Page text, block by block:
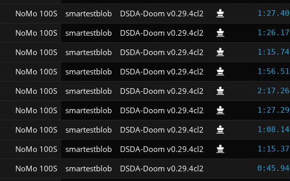
NoMo 100S smartestblob DSDA-Doom v0.29.4cl2 1:27.40
NoMo 100S smartestblob DSDA-Doom v0.29.4cl2 1:26.17
NoMo 100S smartestblob DSDA-Doom v0.29.4cl2 1:15.74
NoMo 100S smartestblob DSDA-Doom v0.29.4cl2 1:56.51
NoMo 100S smartestblob DSDA-Doom v0.29.4cl2 2:17.26
NoMo 100S smartestblob DSDA-Doom v0.29.4cl2 1:27.29
NoMo 100S smartestblob DSDA-Doom v0.29.4cl2 1:08.14
NoMo 100S smartestblob DSDA-Doom v0.29.4cl2 1:15.37
NoMo 100S smartestblob DSDA-Doom v0.29.4cl2 0:45.94